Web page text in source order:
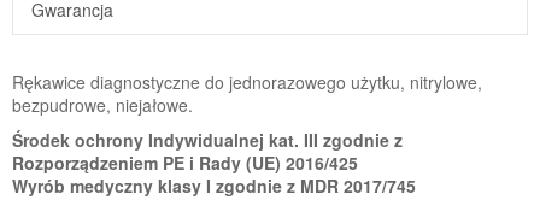
Gwarancja
Rękawice diagnostyczne do jednorazowego użytku, nitrylowe,
bezpudrowe, niejałowe.
Środek ochrony Indywidualnej kat. III zgodnie z
Rozporządzeniem PE i Rady (UE) 2016/425
Wyrób medyczny klasy I zgodnie z MDR 2017/745